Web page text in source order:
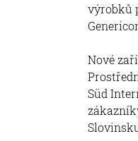
výrobků
Nové
Süd